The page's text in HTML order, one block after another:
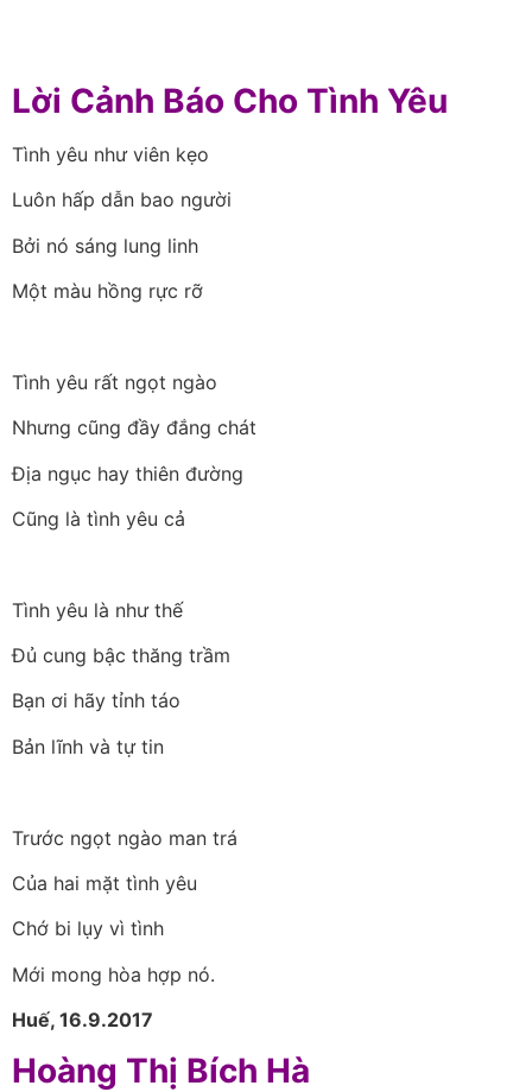
Lời Cảnh Báo Cho Tình Yêu
Tình yêu như viên kẹo
Luôn hấp dẫn bao người
Bởi nó sáng lung linh
Một màu hồng rực rỡ
Tình yêu rất ngọt ngào
Nhưng cũng đầy đắng chát
Địa ngục hay thiên đường
Cũng là tình yêu cả
Tình yêu là như thế
Đủ cung bậc thăng trầm
Bạn ơi hãy tỉnh táo
Bản lĩnh và tự tin
Trước ngọt ngào man trá
Của hai mặt tình yêu
Chớ bi lụy vì tình
Mới mong hòa hợp nó.
Huế, 16.9.2017
Hoàng Thị Bích Hà